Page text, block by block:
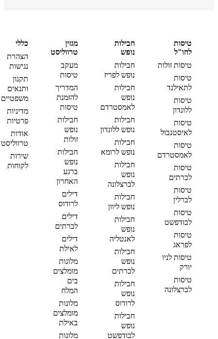
טיסות
לחו"ל
טיסות זולות
טיסות
לתאילנד
טיסות
ללונדון
טיסות
לאיסטנבול
טיסות
לאמסטרדם
טיסות
לכרתים
טיסות
לברלין
טיסות
לבודפשט
טיסות
לפראג
טיסות לניו
יורק
טיסות
לברצלונה
חבילות
נופש
חבילות
נופש לפריז
חבילות
נופש
לאמסטרדם
חבילות
נופש ללונדון
חבילות
נופש לרומא
חבילות
נופש
לברצלונה
חבילות
נופש ליוון
חבילות
נופש
לאנטליה
חבילות
נופש
לכרתים
חבילות
נופש
לרודוס
חבילות
נופש
לבודפשט
מגזין
טרווליסט
מעקב
טיסות
המדריך
להזמנת
טיסות
חבילות
נופש
זולות
חבילות
נופש
ברגע
האחרון
דילים
לרודוס
דילים
לכרתים
דילים
לאילת
מלונות
מומלצים
בים
המלח
מלונות
מומלצים
באילת
מלונות
כללי
הצהרת
נגישות
תקנון
ותנאים
משפטיים
מדיניות
פרטיות
אודות
טרווליסט
שירות
לקוחות